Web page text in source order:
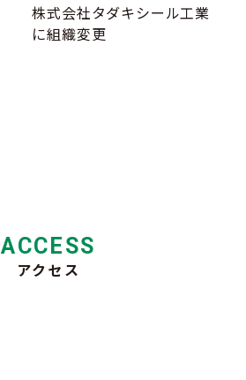
株式会社タダキシール工業
に組織変更
ACCESS
アクセス